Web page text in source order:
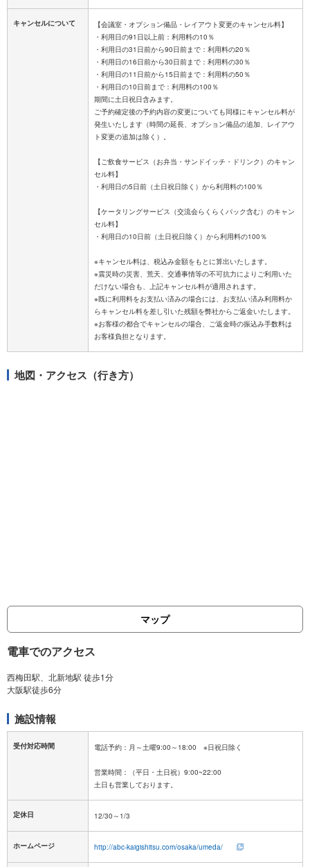
キャンセルについて
【会議室・オプション備品・レイアウト変更のキャンセル料】
・利用日の91日以上前：利用料の10％
・利用日の31日前から90日前まで：利用料の20％
・利用日の16日前から30日前まで：利用料の30％
・利用日の11日前から15日前まで：利用料の50％
・利用日の10日前まで：利用料の100％
期間に土日祝日含みます。
ご予約確定後の予約内容の変更についても同様にキャンセル料が
発生いたします（時間の延長、オプション備品の追加、レイアウ
ト変更の追加は除く）。
【ご飲食サービス（お弁当・サンドイッチ・ドリンク）のキャン
セル料】
・利用日の5日前（土日祝日除く）から利用料の100％
【ケータリングサービス（交流会らくらくパック含む）のキャン
セル料】
・利用日の10日前（土日祝日除く）から利用料の100％
※キャンセル料は、税込み金額をもとに算出いたします。
※震災時の災害、荒天、交通事情等の不可抗力によりご利用いた
だけない場合も、上記キャンセル料が適用されます。
※既に利用料をお支払い済みの場合には、お支払い済み利用料か
らキャンセル料を差し引いた残額を弊社からご返金いたします。
※お客様の都合でキャンセルの場合、ご返金時の振込み手数料は
地図・アクセス（行き方）
マップ
電車でのアクセス
西梅田駅、北新地駅 徒歩1分
施設情報
受付対応時間 電話予約：月～土曜9:00～18:00 ※日祝日除く
営業時間：（平日・土日祝）9:00~22:00
定休日
ホームページ http://abc-kaigishitsu.com/osaka/umeda/